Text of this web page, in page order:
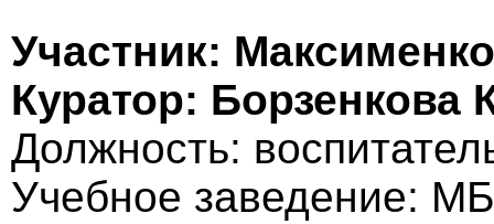
Участник:
Куратор: Борзенкова
Должность:
Учебное заведение: